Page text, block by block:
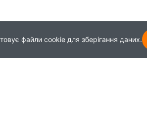
файли cookie для зберігання даних.